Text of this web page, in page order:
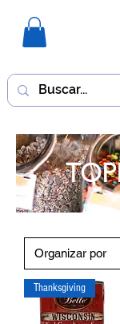
Thanksgiving